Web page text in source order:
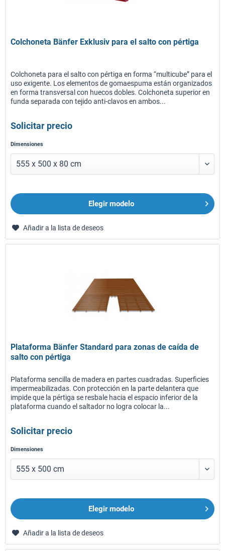
Colchoneta Bänfer Exklusiv para el salto con pértiga
Colchoneta para el salto con pértiga en forma “multicube” para el
uso exigente. Los elementos de gomaespuma están organizados
en forma transversal con huecos dobles. Colchoneta superior en
funda separada con tejido anti-clavos en ambos...
Solicitar precio
Dimensiones
Elegir modelo
Añadir a la lista de deseos
Plataforma Bänfer Standard para zonas de caída de
salto con pértiga
Plataforma sencilla de madera en partes cuadradas. Superficies
impermeabilizadas. Con protección en la parte delantera que
impide que la pértiga se resbale hacia el espacio inferior de la
plataforma cuando el saltador no logra colocar la...
Solicitar precio
Dimensiones
Elegir modelo
Añadir a la lista de deseos